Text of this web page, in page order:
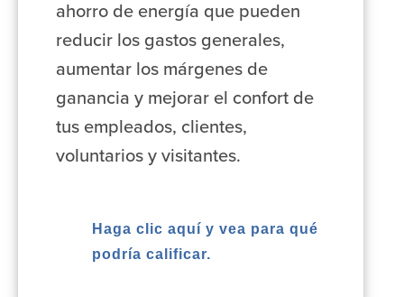
ahorro de energía que pueden
reducir los gastos generales,
aumentar los márgenes de
ganancia y mejorar el confort de
tus empleados, clientes,
voluntarios y visitantes.
Haga clic aquí y vea para qué
podría calificar.